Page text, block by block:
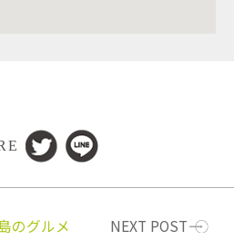
のグルメ NEXT POST